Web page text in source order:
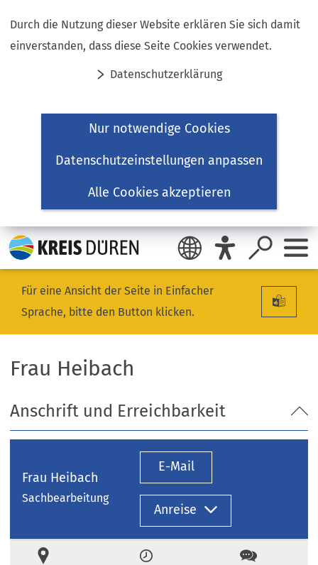
Durch die Nutzung dieser Website erklären Sie sich damit
einverstanden, dass diese Seite Cookies verwendet.
Datenschutzerklärung
Nur notwendige Cookies
Datenschutzeinstellungen anpassen
Alle Cookies akzeptieren
Inhalt anspringen
Für eine Ansicht der Seite in Einfacher
Sprache, bitte den Button klicken.
Frau Heibach
Anschrift und Erreichbarkeit
Frau Heibach
Sachbearbeitung
E-Mail
Anreise
Zeiten Kontakt